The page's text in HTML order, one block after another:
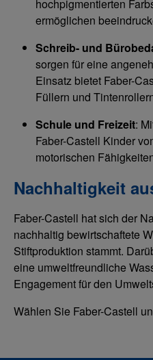
hochpigmentierten
ermöglichen
Schreib- und
sorgen für eine
Einsatz bietet Faber-
Füllern und
Schule und Freizeit:
Faber-Castell Kinder
motorischen
Nachhaltigkeit
Faber-Castell hat sich der
nachhaltig bewirtschaftete
Stiftproduktion stammt.
eine umweltfreundliche
Engagement für den
Wählen Sie Faber-Castell